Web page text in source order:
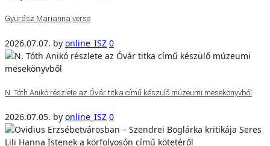
Gyurász Marianna verse
2026.07.07. by online_ISZ 0
N. Tóth Anikó részlete az Óvár titka című készülő múzeumi mesekönyvből
2026.07.05. by online_ISZ 0